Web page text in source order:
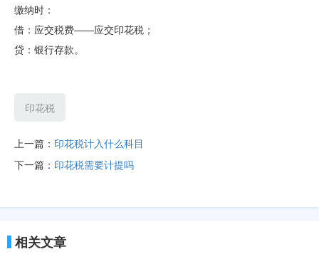
缴纳时：
借：应交税费——应交印花税；
贷：银行存款。
印花税
上一篇： 印花税计入什么科目
下一篇： 印花税需要计提吗
相关文章